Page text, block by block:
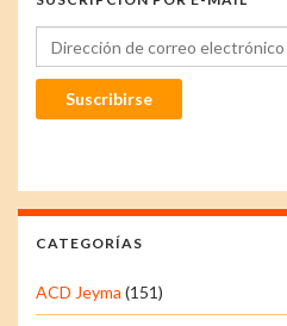
Dirección de correo electrónico
Suscribirse
CATEGORÍAS
ACD Jeyma (151)